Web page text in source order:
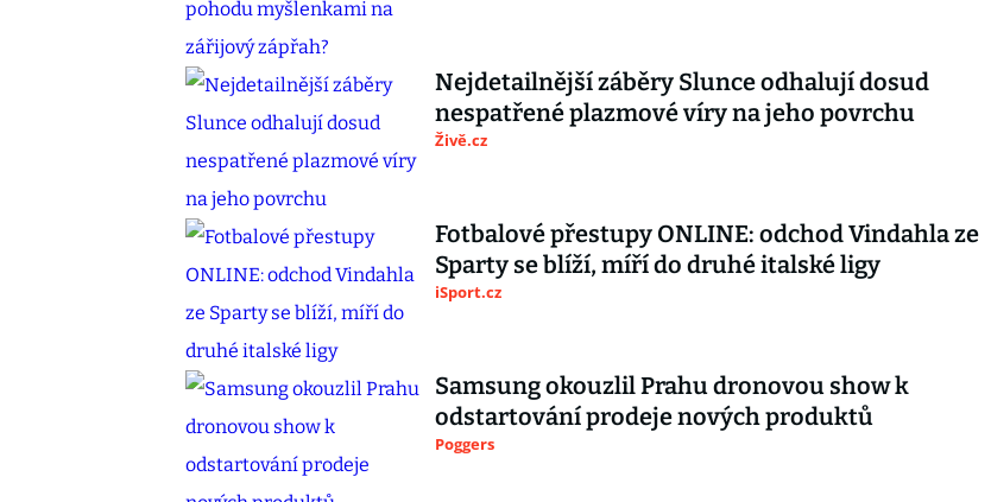
Nejdetailnější záběry Slunce odhalují dosud
nespatřené plazmové víry na jeho povrchu
Živě.cz
Fotbalové přestupy ONLINE: odchod Vindahla ze
Sparty se blíží, míří do druhé italské ligy
iSport.cz
Samsung okouzlil Prahu dronovou show k
odstartování prodeje nových produktů
Poggers